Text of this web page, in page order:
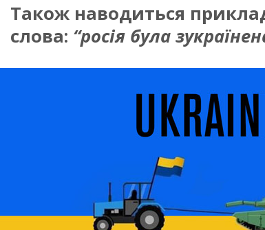
Також наводиться
слова: “росія була